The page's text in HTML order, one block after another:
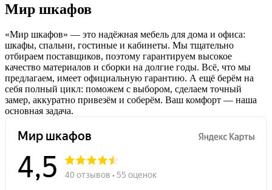
Мир шкафов
«Мир шкафов» — это надёжная мебель для дома и офиса:
шкафы, спальни, гостиные и кабинеты. Мы тщательно
отбираем поставщиков, поэтому гарантируем высокое
качество материалов и сборки на долгие годы. Всё, что мы
предлагаем, имеет официальную гарантию. А ещё берём на
себя полный цикл: поможем с выбором, сделаем точный
замер, аккуратно привезём и соберём. Ваш комфорт — наша
основная задача.